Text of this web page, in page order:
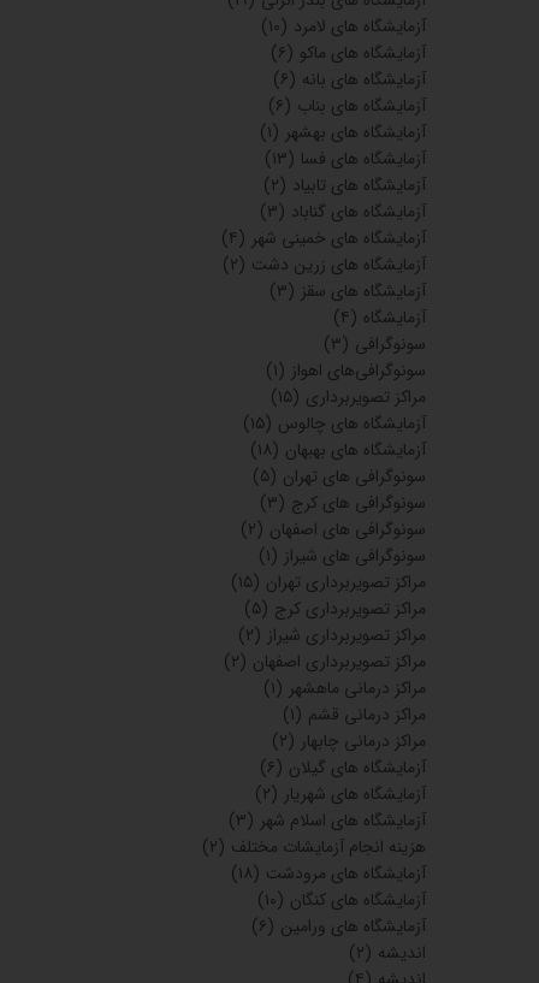
آزمایشگاه های لامرد (۱۰)
آزمایشگاه های ماکو (۶)
آزمایشگاه های بانه (۶)
آزمایشگاه های بناب (۶)
آزمایشگاه های بهشهر (۱)
آزمایشگاه های فسا (۱۳)
آزمایشگاه های تابیاد (۲)
آزمایشگاه های گناباد (۳)
آزمایشگاه های خمینی شهر (۴)
آزمایشگاه های زرین دشت (۲)
آزمایشگاه های سقز (۳)
آزمایشگاه (۴)
سونوگرافی (۳)
سونوگرافی‌های اهواز (۱)
مراکز تصویربرداری (۱۵)
آزمایشگاه های چالوس (۱۵)
آزمایشگاه های بهبهان (۱۸)
سونوگرافی های تهران (۵)
سونوگرافی های کرج (۳)
سونوگرافی های اصفهان (۲)
سونوگرافی های شیراز (۱)
مراکز تصویربرداری تهران (۱۵)
مراکز تصویربرداری کرج (۵)
مراکز تصویربرداری شیراز (۲)
مراکز تصویربرداری اصفهان (۲)
مراکز درمانی ماهشهر (۱)
مراکز درمانی قشم (۱)
مراکز درمانی چابهار (۲)
آزمایشگاه های گیلان (۶)
آزمایشگاه های شهریار (۲)
آزمایشگاه های اسلام شهر (۳)
هزینه انجام آزمایشات مختلف (۲)
آزمایشگاه های مرودشت (۱۸)
آزمایشگاه های کنگان (۱۰)
آزمایشگاه های ورامین (۶)
اندیشه (۲)